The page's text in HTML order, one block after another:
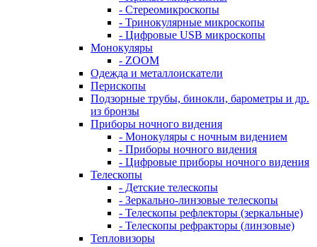
- Стереомикроскопы
- Тринокулярные микроскопы
- Цифровые USB микроскопы
Монокуляры
- ZOOM
Одежда и металлоискатели
Перископы
Подзорные трубы, бинокли, барометры и др.
из бронзы
Приборы ночного видения
- Монокуляры с ночным видением
- Приборы ночного видения
- Цифровые приборы ночного видения
Телескопы
- Детские телескопы
- Зеркально-линзовые телескопы
- Телескопы рефлекторы (зеркальные)
- Телескопы рефракторы (линзовые)
Тепловизоры